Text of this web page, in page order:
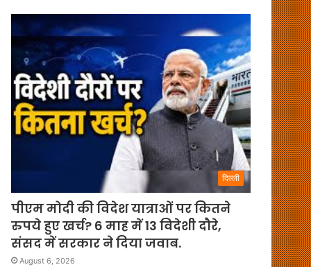
दिल्ली
पीएम मोदी की विदेश यात्राओं पर कितने
रुपये हुए खर्च? 6 माह में 13 विदेशी दौरे,
संसद में सरकार ने दिया जवाब.
August 6, 2026